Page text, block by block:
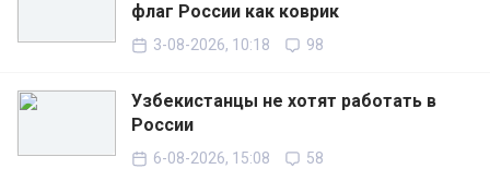
флаг России как коврик
3-08-2026, 10:18 98
Узбекистанцы не хотят работать в
России
6-08-2026, 15:08 58